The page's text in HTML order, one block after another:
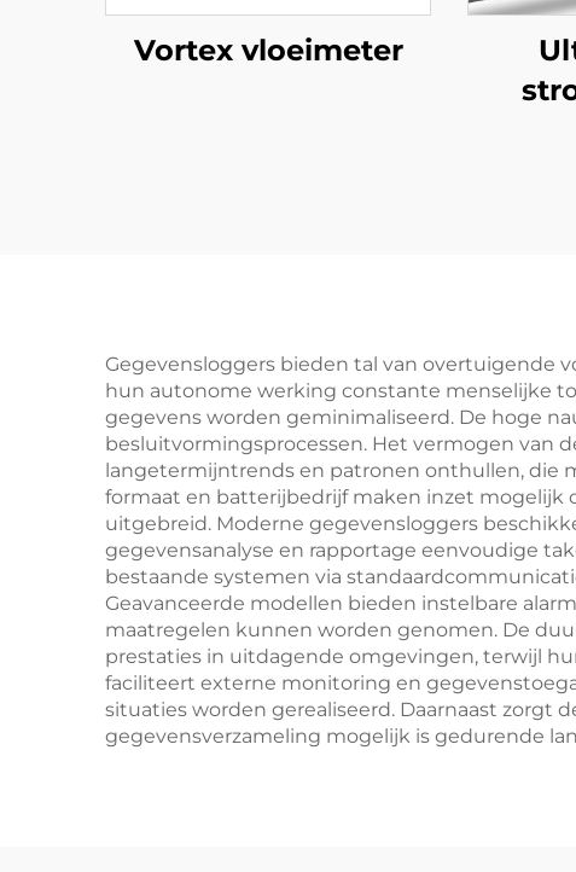
Vortex vloeimeter
Gegevensloggers bieden tal van overtuigende
hun autonome werking constante menselijke
gegevens worden geminimaliseerd. De hoge
besluitvormingsprocessen. Het vermogen van
langetermijntrends en patronen onthullen, die
formaat en batterijbedrijf maken inzet mogelijk
uitgebreid. Moderne gegevensloggers
gegevensanalyse en rapportage eenvoudige
bestaande systemen via
Geavanceerde modellen bieden instelbare
maatregelen kunnen worden genomen. De
prestaties in uitdagende omgevingen, terwijl
faciliteert externe monitoring en
situaties worden gerealiseerd. Daarnaast zorgt
gegevensverzameling mogelijk is gedurende